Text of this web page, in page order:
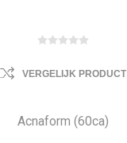
VERGELIJK PRODUCT
Acnaform (60ca)